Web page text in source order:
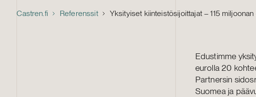
Castren.fi Referenssit Yksityiset kiinteistösijoittajat – 115
Edustimme
eurolla 20
Partnersin
Suomea ja